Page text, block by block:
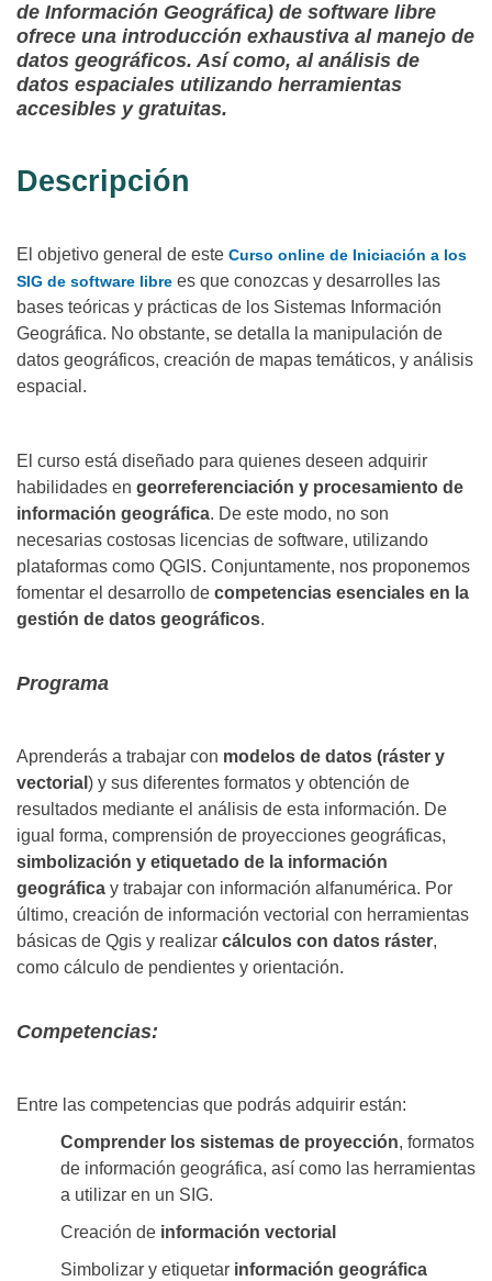
de Información Geográfica) de software libre
ofrece una introducción exhaustiva al manejo de
datos geográficos. Así como, al análisis de
datos espaciales utilizando herramientas
accesibles y gratuitas.
Descripción
El objetivo general de este Curso online de Iniciación a los
SIG de software libre es que conozcas y desarrolles las
bases teóricas y prácticas de los Sistemas Información
Geográfica. No obstante, se detalla la manipulación de
datos geográficos, creación de mapas temáticos, y análisis
espacial.
El curso está diseñado para quienes deseen adquirir
habilidades en georreferenciación y procesamiento de
información geográfica. De este modo, no son
necesarias costosas licencias de software, utilizando
plataformas como QGIS. Conjuntamente, nos proponemos
fomentar el desarrollo de competencias esenciales en la
gestión de datos geográficos.
Programa
Aprenderás a trabajar con modelos de datos (ráster y
vectorial ) y sus diferentes formatos y obtención de
resultados mediante el análisis de esta información. De
igual forma, comprensión de proyecciones geográficas,
simbolización y etiquetado de la información
geográfica y trabajar con información alfanumérica. Por
último, creación de información vectorial con herramientas
básicas de Qgis y realizar cálculos con datos ráster,
como cálculo de pendientes y orientación.
Competencias:
Entre las competencias que podrás adquirir están:
Comprender los sistemas de proyección, formatos
de información geográfica, así como las herramientas
a utilizar en un SIG.
Creación de información vectorial
Simbolizar y etiquetar información geográfica